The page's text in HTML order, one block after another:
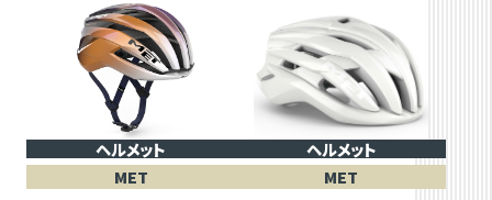
ヘルメット
MET
ヘルメット
MET